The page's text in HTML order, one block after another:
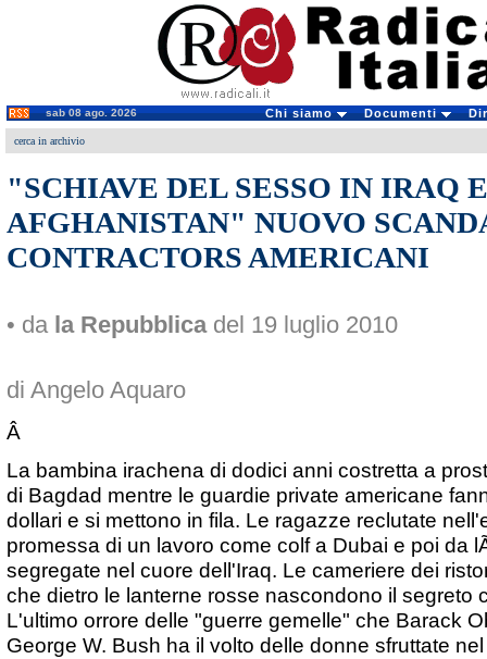
sab 08 ago. 2026 Chi siamo Documenti
cerca in archivio
"SCHIAVE DEL SESSO IN IRAQ E
AFGHANISTAN" NUOVO
CONTRACTORS AMERICANI
• da la Repubblicadel 19 luglio 2010
di Angelo Aquaro
Â
La bambina irachena di dodici anni costretta a
di Bagdad mentre le guardie private americane
dollari e si mettono in fila. Le ragazze reclutate
promessa di un lavoro come colf a Dubai e poi da
segregate nel cuore dell'Iraq. Le cameriere dei
che dietro le lanterne rosse nascondono il segreto
L'ultimo orrore delle "guerre gemelle" che Barack
George W. Bush ha il volto delle donne sfruttate